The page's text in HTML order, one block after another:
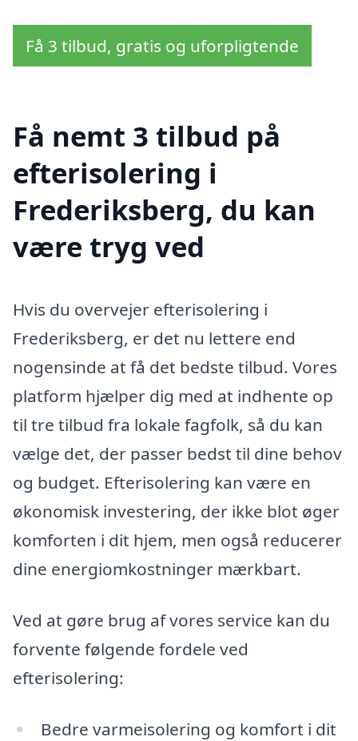
Få 3 tilbud, gratis og uforpligtende
Få nemt 3 tilbud på
efterisolering i
Frederiksberg, du kan
være tryg ved
Hvis du overvejer efterisolering i
Frederiksberg, er det nu lettere end
nogensinde at få det bedste tilbud. Vores
platform hjælper dig med at indhente op
til tre tilbud fra lokale fagfolk, så du kan
vælge det, der passer bedst til dine behov
og budget. Efterisolering kan være en
økonomisk investering, der ikke blot øger
komforten i dit hjem, men også reducerer
dine energiomkostninger mærkbart.
Ved at gøre brug af vores service kan du
forvente følgende fordele ved
efterisolering:
Bedre varmeisolering og komfort i dit